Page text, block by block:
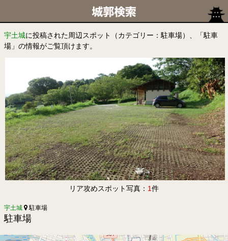
宇土城に投稿された周辺スポット（カテゴリー：駐車場）、「駐車
場」の情報がご覧頂けます。
リア攻めスポット写真： 1件
宇土城 駐車場
駐車場